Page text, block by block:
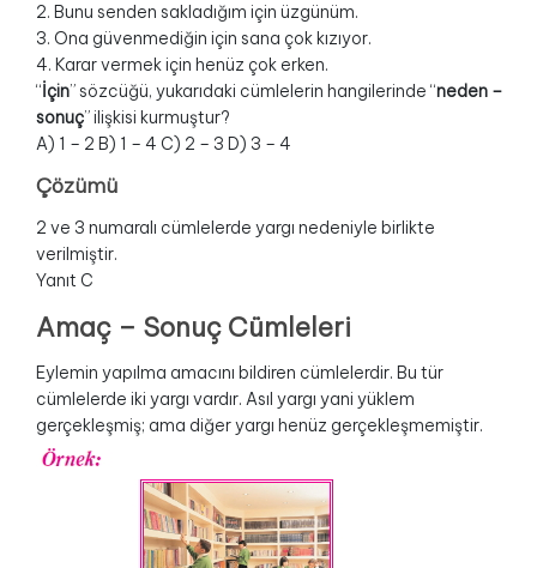
2. Bunu senden sakladığım için üzgünüm.
3. Ona güvenmediğin için sana çok kızıyor.
4. Karar vermek için henüz çok erken.
“İçin” sözcüğü, yukarıdaki cümlelerin hangilerinde “neden –
sonuç” ilişkisi kurmuştur?
A) 1 – 2 B) 1 – 4 C) 2 – 3 D) 3 – 4
Çözümü
2 ve 3 numaralı cümlelerde yargı nedeniyle birlikte
verilmiştir.
Yanıt C
Amaç – Sonuç Cümleleri
Eylemin yapılma amacını bildiren cümlelerdir. Bu tür
cümlelerde iki yargı vardır. Asıl yargı yani yüklem
gerçekleşmiş; ama diğer yargı henüz gerçekleşmemiştir.